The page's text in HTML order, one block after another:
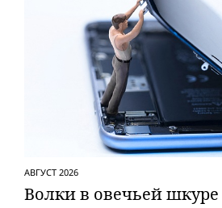
АВГУСТ 2026
Волки в овечьей шкуре